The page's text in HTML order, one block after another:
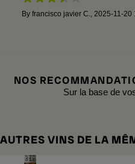
By francisco javier C. 2025-11-20
NOS
Sur la base de
AUTRES VINS DE LA